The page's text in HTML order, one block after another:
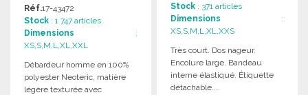
Réf.17-43472
Stock : 1 747 articles
Dimensions :
XS,S,M,L,XL,XXL
Débardeur homme en 100%
polyester Neoteric, matière
légère texturée avec
Stock : 371 articles
Dimensions :
XS,S,M,L,XL,XXS
Très court. Dos nageur.
Encolure large. Bandeau
interne élastiqué. Étiquette
détachable....